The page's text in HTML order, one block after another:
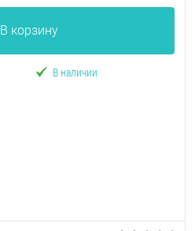
В корзину
В наличии